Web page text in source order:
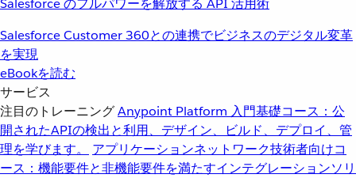
Salesforce のフルパワーを解放する API 活用術
Salesforce Customer 360との連携でビジネスのデジタル変革
を実現
eBookを読む
サービス
注目のトレーニングAnypoint Platform 入門基礎コース：公
開されたAPIの検出と利用、デザイン、ビルド、デプロイ、管
理を学びます。
アプリケーションネットワーク技術者向けコ
ース：機能要件と非機能要件を満たすインテグレーションソリ